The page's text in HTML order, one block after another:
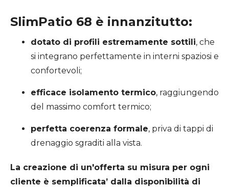
SlimPatio 68 è innanzitutto:
dotato di profili estremamente sottili, che
si integrano perfettamente in interni spaziosi e
confortevoli;
efficace isolamento termico, raggiungendo
del massimo comfort termico;
perfetta coerenza formale, priva di tappi di
drenaggio sgraditi alla vista.
La creazione di un'offerta su misura per ogni
cliente è semplificata’ dalla disponibilità di